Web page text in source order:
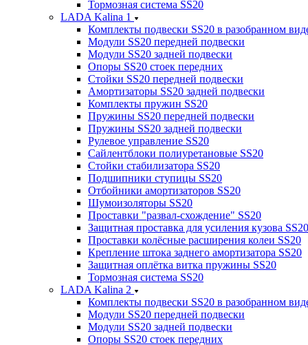
Тормозная система SS20
LADA Kalina 1
Комплекты подвески SS20 в разобранном
Модули SS20 передней подвески
Модули SS20 задней подвески
Опоры SS20 стоек передних
Стойки SS20 передней подвески
Амортизаторы SS20 задней подвески
Комплекты пружин SS20
Пружины SS20 передней подвески
Пружины SS20 задней подвески
Рулевое управление SS20
Сайлентблоки полиуретановые SS20
Стойки стабилизатора SS20
Подшипники ступицы SS20
Отбойники амортизаторов SS20
Шумоизоляторы SS20
Проставки "развал-схождение" SS20
Защитная проставка для усиления кузова SS20
Проставки колёсные расширения колеи SS20
Крепление штока заднего амортизатора SS20
Защитная оплётка витка пружины SS20
Тормозная система SS20
LADA Kalina 2
Комплекты подвески SS20 в разобранном
Модули SS20 передней подвески
Модули SS20 задней подвески
Опоры SS20 стоек передних